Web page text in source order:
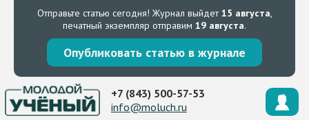
Отправьте статью сегодня! Журнал выйдет15 августа,
печатный экземпляр отправим 19 августа.
Опубликовать статью в журнале
+7 (843) 500-57-53
info@moluch.ru